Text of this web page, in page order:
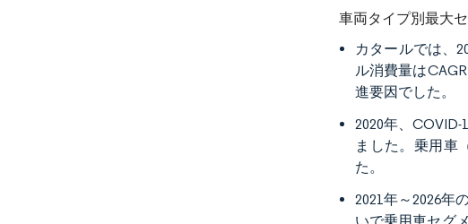
車両タイプ別最大
カタールでは、
ル消費量は
進要因でした。
2020年、
ました。乗用車
た。
2021年～2026年